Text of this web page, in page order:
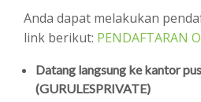
Anda dapat melakukan
link berikut: PENDAFTARAN
Datang langsung ke kantor
(GURULESPRIVATE)